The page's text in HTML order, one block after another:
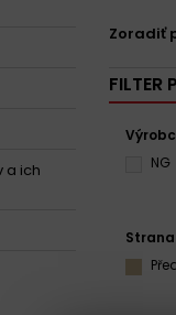
a ich
Zoradiť
FILTER
NG
Strana